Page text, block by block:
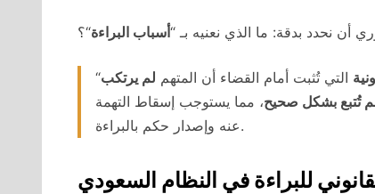
نحدد بدقة: ما الذي نعنيه بـ “أسباب البراءة“؟
“ التي تُثبت أمام القضاء أن المتهم لم يرتكب
تُتبع بشكل صحيح، مما يستوجب إسقاط التهمة
عنه وإصدار حكم بالبراءة.
للبراءة في النظام السعودي